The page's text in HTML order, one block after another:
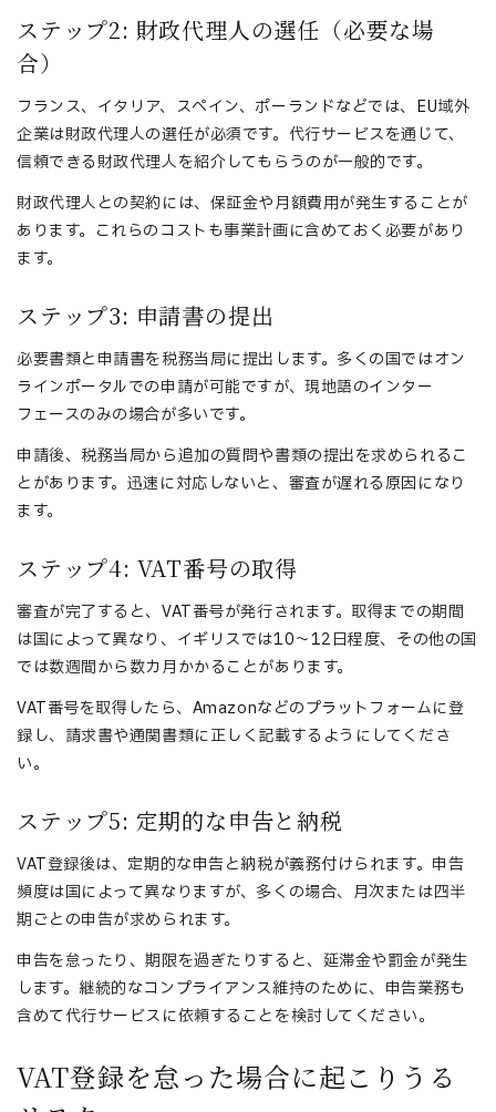
ステップ2: 財政代理人の選任（必要な場
合）
フランス、イタリア、スペイン、ポーランドなどでは、EU域外
企業は財政代理人の選任が必須です。代行サービスを通じて、
信頼できる財政代理人を紹介してもらうのが一般的です。
財政代理人との契約には、保証金や月額費用が発生することが
あります。これらのコストも事業計画に含めておく必要があり
ます。
ステップ3: 申請書の提出
必要書類と申請書を税務当局に提出します。多くの国ではオン
ラインポータルでの申請が可能ですが、現地語のインター
フェースのみの場合が多いです。
申請後、税務当局から追加の質問や書類の提出を求められるこ
とがあります。迅速に対応しないと、審査が遅れる原因になり
ます。
ステップ4: VAT番号の取得
審査が完了すると、VAT番号が発行されます。取得までの期間
は国によって異なり、イギリスでは10〜12日程度、その他の国
では数週間から数カ月かかることがあります。
VAT番号を取得したら、Amazonなどのプラットフォームに登
録し、請求書や通関書類に正しく記載するようにしてくださ
い。
ステップ5: 定期的な申告と納税
VAT登録後は、定期的な申告と納税が義務付けられます。申告
頻度は国によって異なりますが、多くの場合、月次または四半
期ごとの申告が求められます。
申告を怠ったり、期限を過ぎたりすると、延滞金や罰金が発生
します。継続的なコンプライアンス維持のために、申告業務も
含めて代行サービスに依頼することを検討してください。
VAT登録を怠った場合に起こりうる